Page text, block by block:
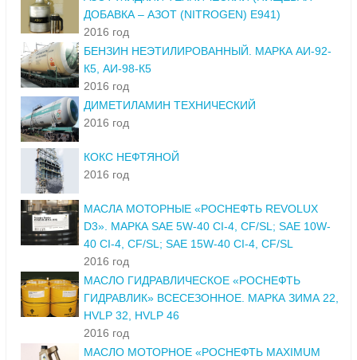
ДОБАВКА – АЗОТ (NITROGEN) E941)
2016 год
БЕНЗИН НЕЭТИЛИРОВАННЫЙ. МАРКА АИ-92-
К5, АИ-98-К5
2016 год
ДИМЕТИЛАМИН ТЕХНИЧЕСКИЙ
2016 год
КОКС НЕФТЯНОЙ
2016 год
МАСЛА МОТОРНЫЕ «РОСНЕФТЬ REVOLUX
D3». МАРКА SAE 5W-40 CI-4, CF/SL; SAE 10W-
40 CI-4, CF/SL; SAE 15W-40 CI-4, CF/SL
2016 год
МАСЛО ГИДРАВЛИЧЕСКОЕ «РОСНЕФТЬ
ГИДРАВЛИК» ВСЕСЕЗОННОЕ. МАРКА ЗИМА 22,
HVLP 32, HVLP 46
2016 год
МАСЛО МОТОРНОЕ «РОСНЕФТЬ MAXIMUM